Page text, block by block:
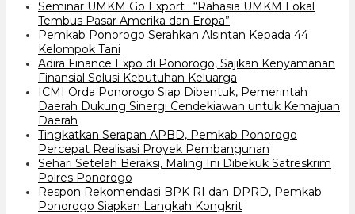
Seminar UMKM Go Export : “Rahasia UMKM Lokal
Tembus Pasar Amerika dan Eropa”
Pemkab Ponorogo Serahkan Alsintan Kepada 44
Kelompok Tani
Adira Finance Expo di Ponorogo, Sajikan Kenyamanan
Finansial Solusi Kebutuhan Keluarga
ICMI Orda Ponorogo Siap Dibentuk, Pemerintah
Daerah Dukung Sinergi Cendekiawan untuk Kemajuan
Daerah
Tingkatkan Serapan APBD, Pemkab Ponorogo
Percepat Realisasi Proyek Pembangunan
Sehari Setelah Beraksi, Maling Ini Dibekuk Satreskrim
Polres Ponorogo
Respon Rekomendasi BPK RI dan DPRD, Pemkab
Ponorogo Siapkan Langkah Kongkrit